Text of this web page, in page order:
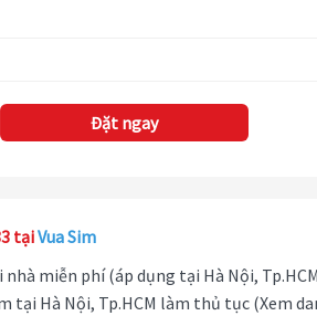
Đặt ngay
tạiVua Sim
miễn phí (áp dụng tại Hà Nội,
tại Hà Nội, Tp.HCM làm thủ tục (Xem